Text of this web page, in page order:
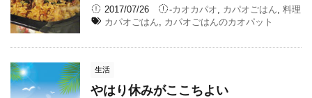
2017/07/26 -カオカパオ カパオごはん 料理
カパオごはん
カパオごはんのカオパット
生活
やはり休みがここちよい